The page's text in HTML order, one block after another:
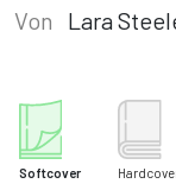
Von
Lara
Softcover